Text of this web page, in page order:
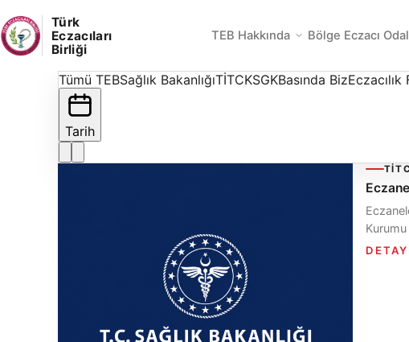
Türk
Eczacıları
Birliği
TEB Hakkında Bölge Eczacı
Tümü TEBSağlık BakanlığıTİTCKSGKBasında Biz
Tarih
Kurumu
DETAY